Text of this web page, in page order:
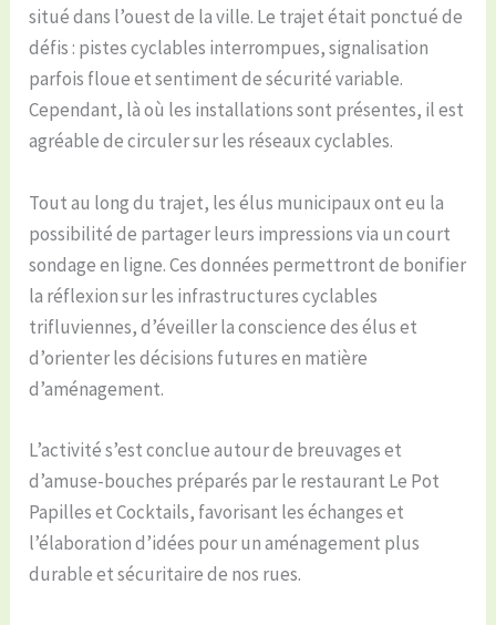
situé dans l’ouest de la ville. Le trajet était ponctué de
défis : pistes cyclables interrompues, signalisation
parfois floue et sentiment de sécurité variable.
Cependant, là où les installations sont présentes, il est
agréable de circuler sur les réseaux cyclables.
Tout au long du trajet, les élus municipaux ont eu la
possibilité de partager leurs impressions via un court
sondage en ligne. Ces données permettront de bonifier
la réflexion sur les infrastructures cyclables
trifluviennes, d’éveiller la conscience des élus et
d’orienter les décisions futures en matière
d’aménagement.
L’activité s’est conclue autour de breuvages et
d’amuse-bouches préparés par le restaurant Le Pot
Papilles et Cocktails, favorisant les échanges et
l’élaboration d’idées pour un aménagement plus
durable et sécuritaire de nos rues.